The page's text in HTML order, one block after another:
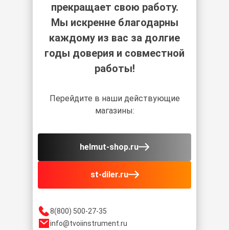
8(800) 500-27-35
info@tvoiinstrument.ru
прекращает свою работу.
Мы искренне благодарны
каждому из вас за долгие
годы доверия и совместной
работы!
Перейдите в наши действующие
магазины:
helmut-shop.ru
st-diler.ru